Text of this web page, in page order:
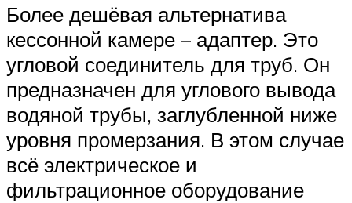
Более дешёвая альтернатива
кессонной камере – адаптер. Это
угловой соединитель для труб. Он
предназначен для углового вывода
водяной трубы, заглубленной ниже
уровня промерзания. В этом случае
всё электрическое и
фильтрационное оборудование